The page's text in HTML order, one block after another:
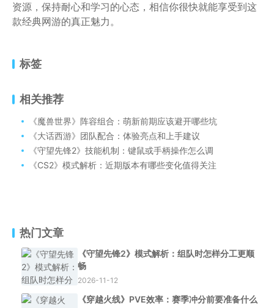
资源，保持耐心和学习的心态，相信你很快就能享受到这
款经典网游的真正魅力。
标签
相关推荐
《魔兽世界》阵容组合：萌新前期应该避开哪些坑
《大话西游》团队配合：体验亮点和上手建议
《守望先锋2》技能机制：键鼠或手柄操作怎么调
《CS2》模式解析：近期版本有哪些变化值得关注
热门文章
《守望先锋2》模式解析：组队时怎样分工更顺
畅
2026-11-12
《穿越火线》PVE效率：赛季冲分前要准备什么